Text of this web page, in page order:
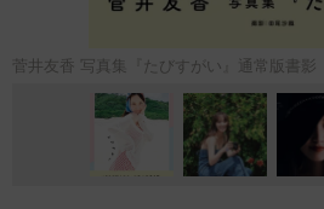
菅井友香 写真集『たびすがい』通常版書影